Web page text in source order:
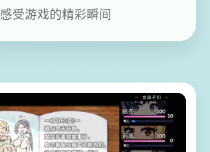
感受游戏的精彩瞬间